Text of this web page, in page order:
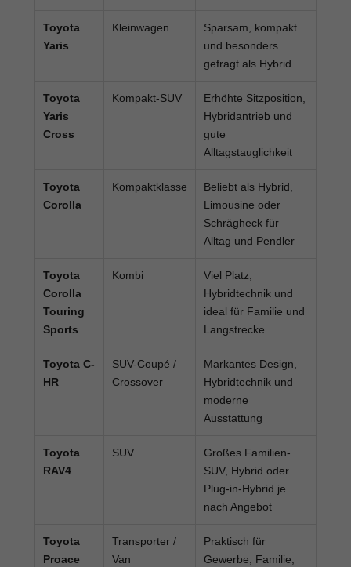
Toyota
Yaris
Kleinwagen
Sparsam, kompakt
und besonders
gefragt als Hybrid
Toyota
Yaris
Cross
Kompakt-SUV
Erhöhte Sitzposition,
Hybridantrieb und
gute
Alltagstauglichkeit
Toyota
Corolla
Kompaktklasse
Beliebt als Hybrid,
Limousine oder
Schrägheck für
Alltag und Pendler
Toyota
Corolla
Touring
Sports
Kombi
Viel Platz,
Hybridtechnik und
ideal für Familie und
Langstrecke
Toyota C-
HR
SUV-Coupé /
Crossover
Markantes Design,
Hybridtechnik und
moderne
Ausstattung
Toyota
RAV4
SUV
Großes Familien-
SUV, Hybrid oder
Plug-in-Hybrid je
nach Angebot
Toyota
Proace
Transporter /
Van
Praktisch für
Gewerbe, Familie,